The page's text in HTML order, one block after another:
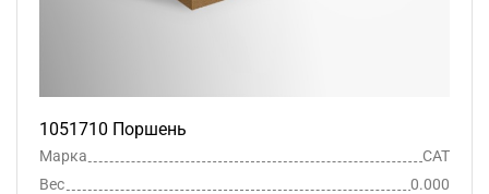
1051710 Поршень
Марка
CAT
Вес
0.000